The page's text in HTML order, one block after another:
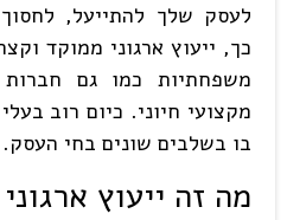
לעסק שלך להתייעל,
כך, ייעוץ ארגוני ממוקד
משפחתיות כמו גם
מקצועי חיוני. כיום רוב
בו בשלבים שונים בחי העסק.
מה זה ייעוץ